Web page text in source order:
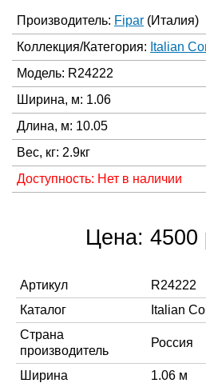
Производитель: Fipar (Италия)
Коллекция/Категория: Italian
Модель: R24222
Ширина, м: 1.06
Длина, м: 10.05
Вес, кг: 2.9кг
Доступность: Нет в наличии
Цена: 4500
Артикул
R24222
Каталог
Italian
Страна
производитель
Россия
Ширина
1.06 м